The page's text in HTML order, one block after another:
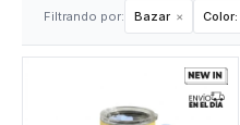
Filtrando por: Bazar Color: